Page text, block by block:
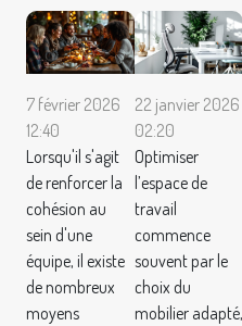
7 février 2026
12:40
Lorsqu'il s'agit
de renforcer la
cohésion au
sein d'une
équipe, il existe
de nombreux
moyens
22 janvier 2026
02:20
Optimiser
l’espace de
travail
commence
souvent par le
choix du
mobilier adapté,